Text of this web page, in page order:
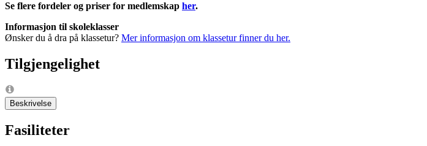
Se flere fordeler og priser for medlemskap her.
Informasjon til skoleklasser
Ønsker du å dra på klassetur? Mer informasjon om klassetur finner du her.
Tilgjengelighet
Beskrivelse
Fasiliteter